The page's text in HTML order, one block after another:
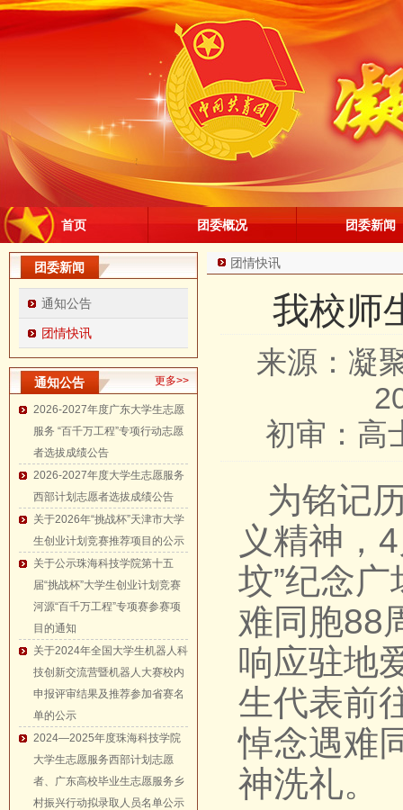
首页 团委概况 团委新闻
团委新闻
通知公告
团情快讯
通知公告 更多>>
2026-2027年度广东大学生志愿
服务 “百千万工程”专项行动志愿
者选拔成绩公告
2026-2027年度大学生志愿服务
西部计划志愿者选拔成绩公告
关于2026年“挑战杯”天津市大学
生创业计划竞赛推荐项目的公示
关于公示珠海科技学院第十五
届“挑战杯”大学生创业计划竞赛
河源“百千万工程”专项赛参赛项
目的通知
关于2024年全国大学生机器人科
技创新交流营暨机器人大赛校内
申报评审结果及推荐参加省赛名
单的公示
2024—2025年度珠海科技学院
大学生志愿服务西部计划志愿
者、广东高校毕业生志愿服务乡
村振兴行动拟录取人员名单公示
团情快讯
我校师
来源：凝
初审：高
为铭记
义精神，
坟”纪念广
难同胞88
响应驻地
生代表前
悼念遇难
神洗礼。